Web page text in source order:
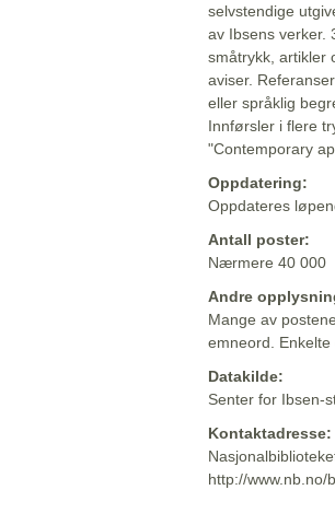
selvstendige
av Ibsens verker.
småtrykk, artikler
aviser.
eller språklig
Innførsler i flere
"Contemporary
Oppdatering:
Oppdateres
Antall poster:
Nærmere 40 000
Andre
Mange av
emneord. Enkelte
Datakilde:
Senter for Ibsen-
Kontaktadresse:
http://www.nb.no/